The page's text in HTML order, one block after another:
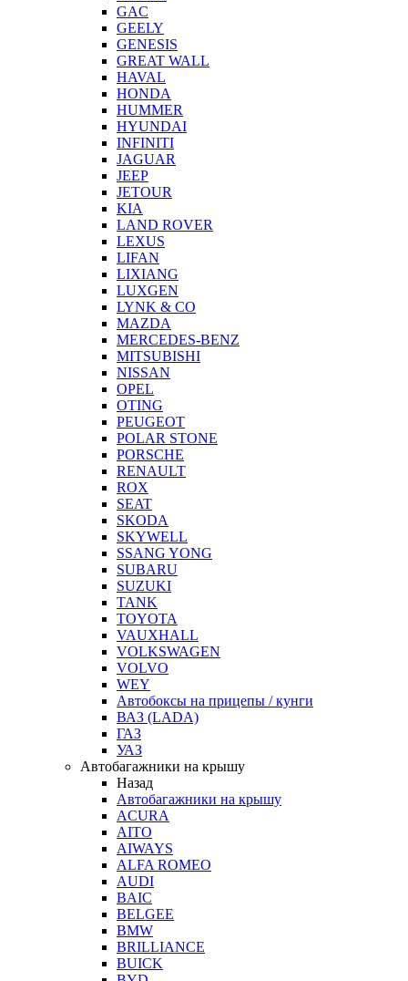
GAC
GEELY
GENESIS
GREAT WALL
HAVAL
HONDA
HUMMER
HYUNDAI
INFINITI
JAGUAR
JEEP
JETOUR
KIA
LAND ROVER
LEXUS
LIFAN
LIXIANG
LUXGEN
LYNK & CO
MAZDA
MERCEDES-BENZ
MITSUBISHI
NISSAN
OPEL
OTING
PEUGEOT
POLAR STONE
PORSCHE
RENAULT
ROX
SEAT
SKODA
SKYWELL
SSANG YONG
SUBARU
SUZUKI
TANK
TOYOTA
VAUXHALL
VOLKSWAGEN
VOLVO
WEY
Автобоксы на прицепы / кунги
ВАЗ (LADA)
ГАЗ
УАЗ
Автобагажники на крышу
Назад
Автобагажники на крышу
ACURA
AITO
AIWAYS
ALFA ROMEO
AUDI
BAIC
BELGEE
BMW
BRILLIANCE
BUICK